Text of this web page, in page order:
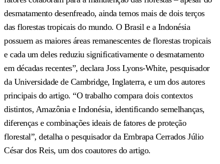
desmatamento desenfreado, ainda temos mais de dois terços
das florestas tropicais do mundo. O Brasil e a Indonésia
possuem as maiores áreas remanescentes de florestas tropicais
e cada um deles reduziu significativamente o desmatamento
em décadas recentes”, declara Joss Lyons-White, pesquisador
da Universidade de Cambridge, Inglaterra, e um dos autores
principais do artigo. “O trabalho compara dois contextos
distintos, Amazônia e Indonésia, identificando semelhanças,
diferenças e combinações ideais de fatores de proteção
florestal”, detalha o pesquisador da Embrapa Cerrados Júlio
César dos Reis, um dos coautores do artigo.